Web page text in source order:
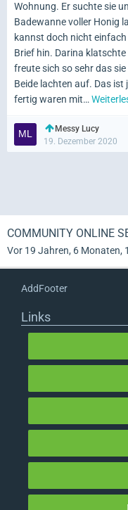
Wohnung. Er suchte sie
Badewanne voller Honig
kannst doch nicht
Brief hin. Darina
freute sich so sehr das
Beide lachten auf. Das
fertig waren mit…
Messy Lucy
19. Dezember 2020
COMMUNITY ONLINE
Vor 19 Jahren, 6 Monaten,
AddFooter
Links